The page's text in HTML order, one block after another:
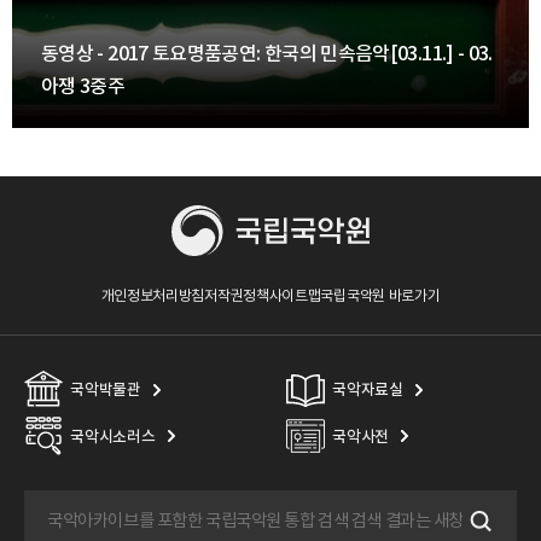
동영상 - 2017 토요명품공연: 한국의 민속음악[03.11.] - 03.
아쟁 3중주
개인정보처리방침저작권정책사이트맵국립국악원 바로가기
국악박물관 국악자료실
국악시소러스 국악사전